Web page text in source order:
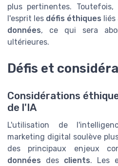
plus pertinentes.
l'esprit les défis éthiques liés
données, ce qui sera
ultérieures.
Défis et
Considérations
de l'IA
L'utilisation de
marketing digital soulève
des principaux enjeux
données des clients. Les